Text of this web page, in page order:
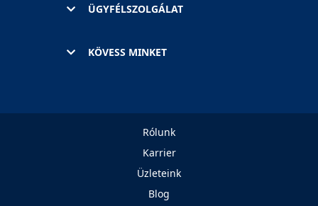
ÜGYFÉLSZOLGÁLAT
KÖVESS MINKET
Rólunk
Karrier
Üzleteink
Blog